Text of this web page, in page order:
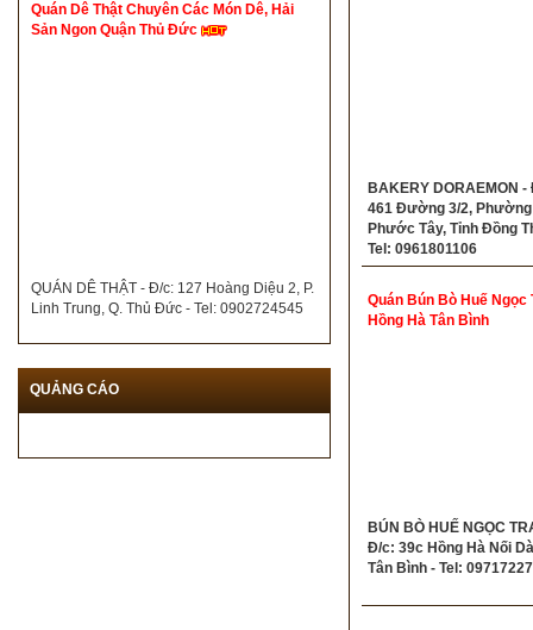
Quán Dê Thật Chuyên Các Món Dê, Hải
Sản Ngon Quận Thủ Đức
QUÁN DÊ THẬT - Đ/c: 127 Hoàng Diệu 2, P.
Linh Trung, Q. Thủ Đức - Tel: 0902724545
QUẢNG CÁO
BAKERY DORAEMON -
461 Đường 3/2, Phường
Phước Tây, Tỉnh Đồng
Tel: 0961801106
Quán Bún Bò Huế Ngọc
Hồng Hà Tân Bình
BÚN BÒ HUẾ NGỌC
Đ/c: 39c Hồng Hà Nối
Tân Bình - Tel: